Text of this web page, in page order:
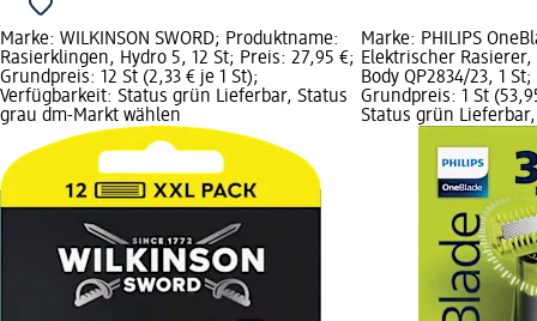
Marke: WILKINSON SWORD; Produktname:
Rasierklingen, Hydro 5, 12 St; Preis: 27,95 €;
Grundpreis: 12 St (2,33 € je 1 St);
Verfügbarkeit: Status grün Lieferbar, Status
grau dm-Markt wählen
Marke: PHILIPS
Elektrischer Rasierer,
Body QP2834/23, 1
Grundpreis: 1 St
Status grün